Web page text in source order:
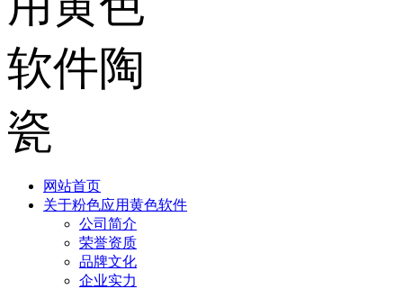
网站首页
关于粉色应用黄色软件
公司简介
荣誉资质
品牌文化
企业实力